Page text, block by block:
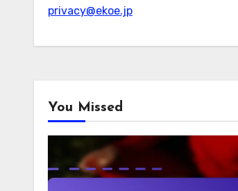
privacy@ekoe.jp
You Missed